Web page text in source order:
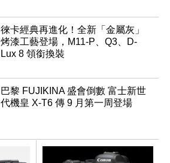
徠卡經典再進化！全新「金屬灰」
烤漆工藝登場，M11-P、Q3、D-
Lux 8 領銜換裝
巴黎 FUJIKINA 盛會倒數 富士新世
代機皇 X-T6 傳 9 月第一周登場